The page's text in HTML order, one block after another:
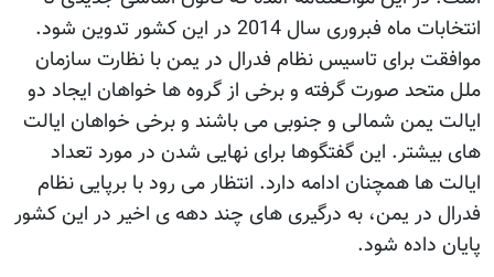
انتخابات ماه فبروری سال 2014 در این کشور تدوین شود.
موافقت برای تاسیس نظام فدرال در یمن با نظارت سازمان
ملل متحد صورت گرفته و برخی از گروه ها خواهان ایجاد دو
ایالت یمن شمالی و جنوبی می باشند و برخی خواهان ایالت
های بیشتر. این گفتگوها برای نهایی شدن در مورد تعداد
ایالت ها همچنان ادامه دارد. انتظار می رود با برپایی نظام
فدرال در یمن، به درگیری های چند دهه ی اخیر در این کشور
پایان داده شود.